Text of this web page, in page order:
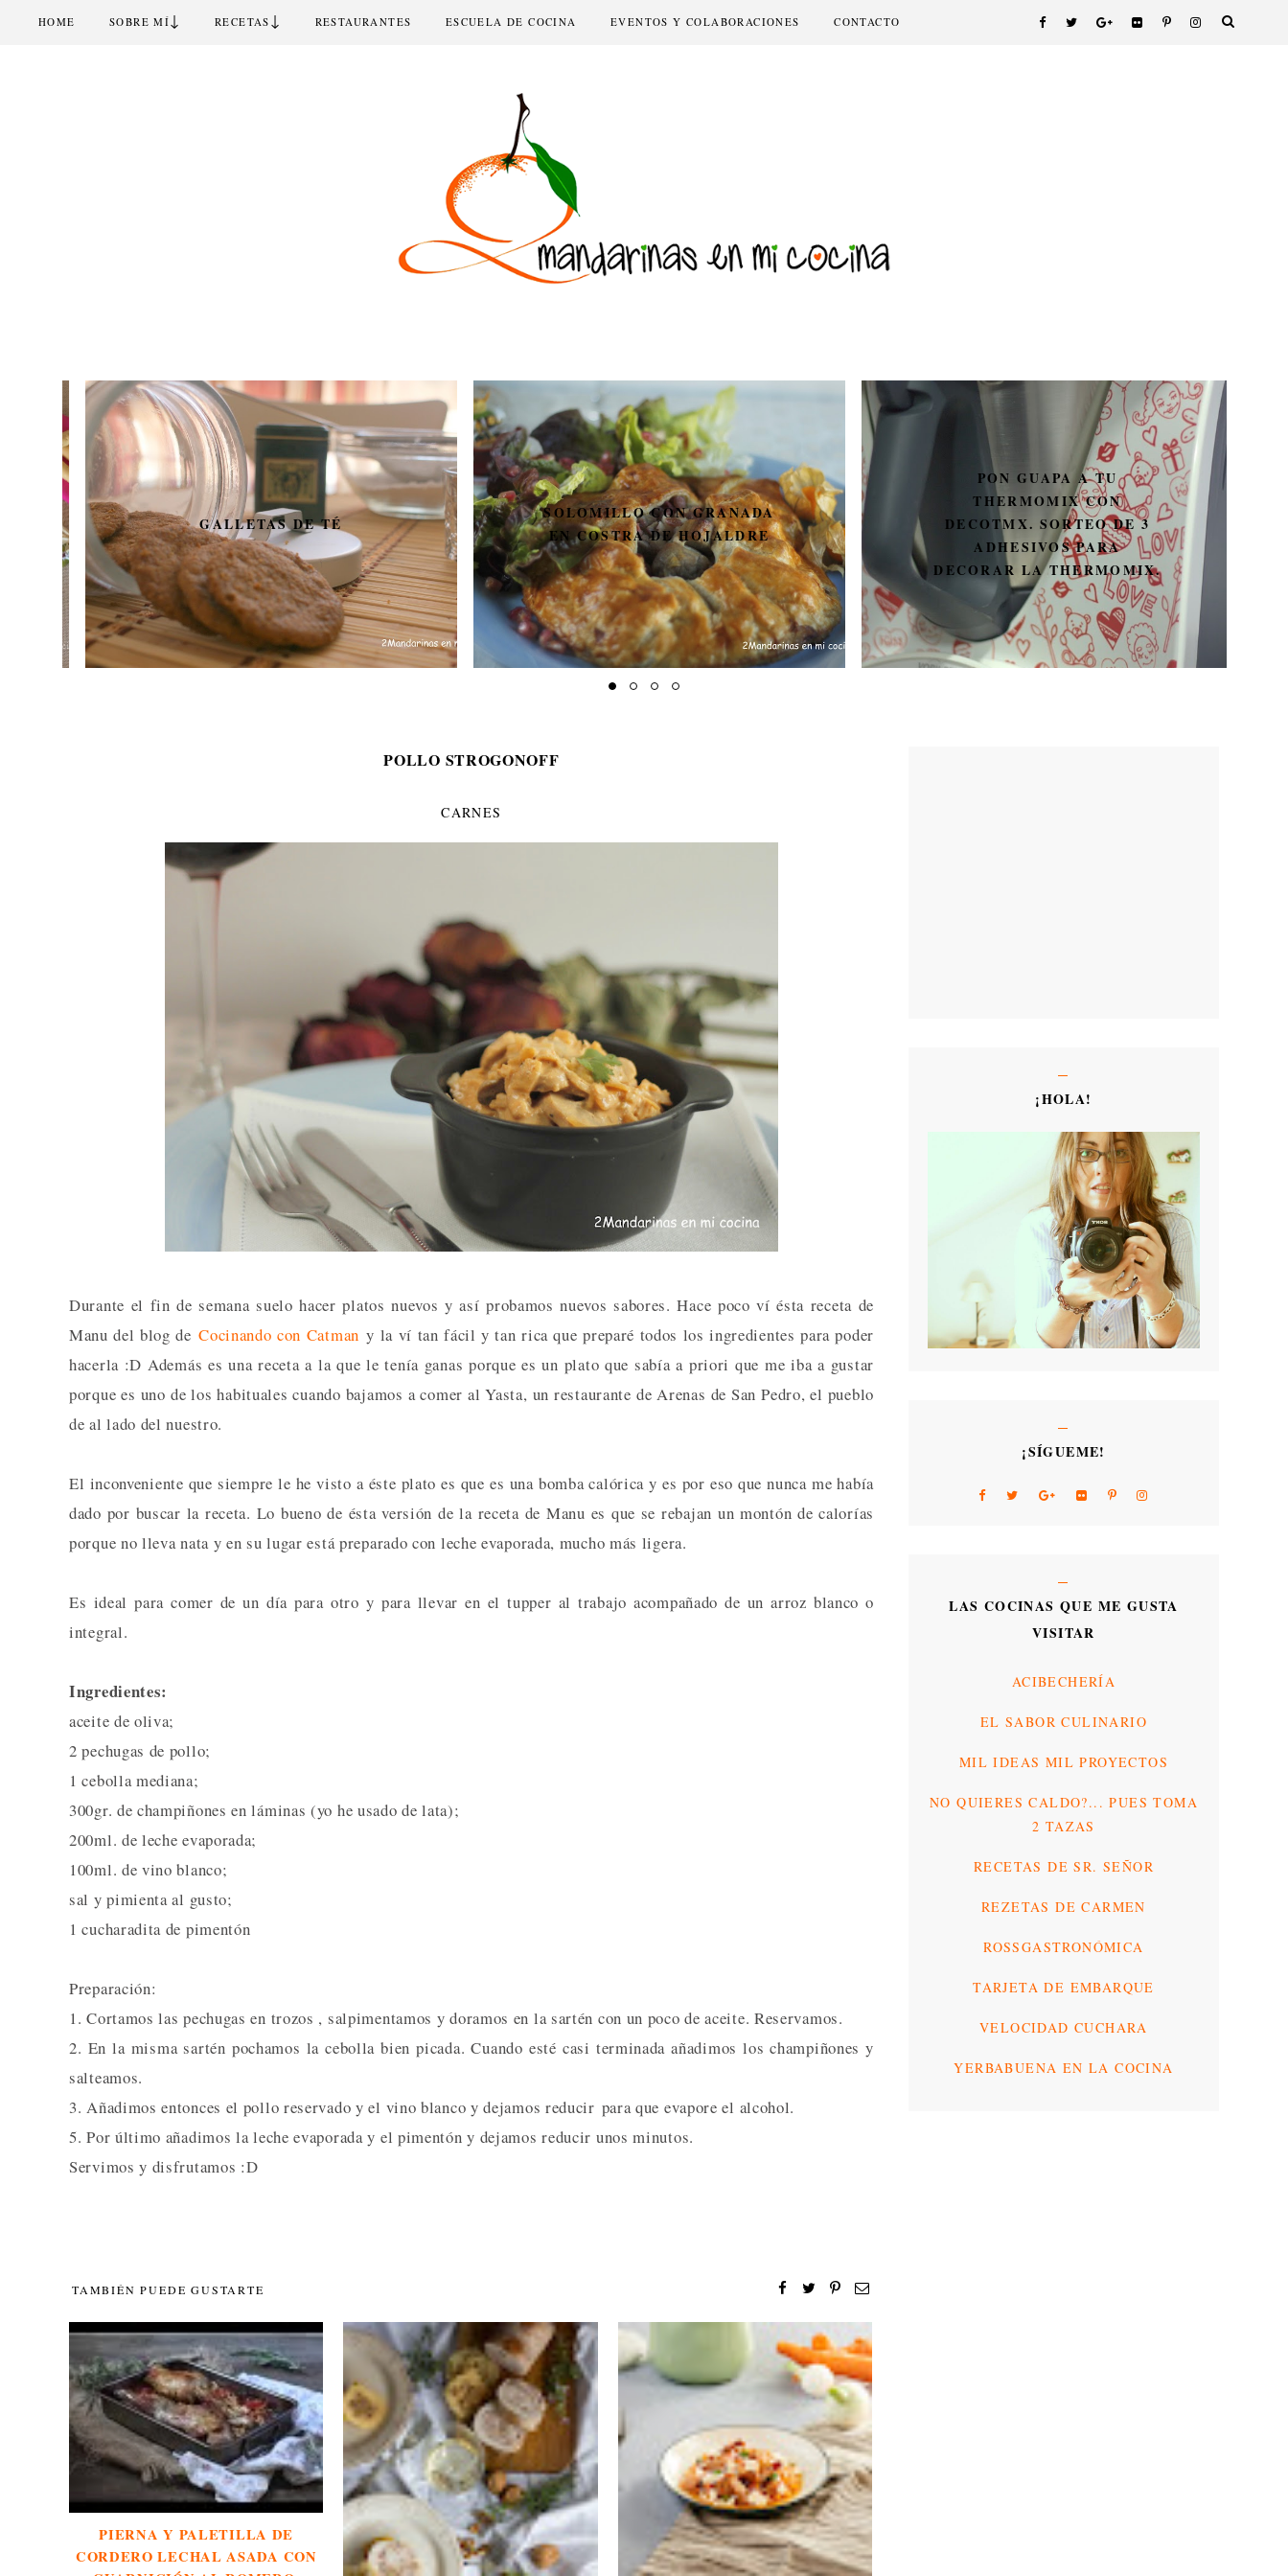
HOME SOBRE MÍ↓ RECETAS ↓ RESTAURANTES ESCUELA DE COCINA EVENTOS Y COLABORACIONES CONTACTO
GALLETAS DE TÉ
SOLOMILLO CON GRANADA
EN COSTRA DE HOJALDRE
PON GUAPA A TU
THERMOMIX CON
DECOTMX. SORTEO DE 3
ADHESIVOS PARA
DECORAR LA THERMOMIX.
POLLO STROGONOFF
CARNES
Durante el fin de semana suelo hacer platos nuevos y así probamos nuevos sabores. Hace poco ví ésta receta de
Manu del blog deCocinando con Catman y la ví tan fácil y tan rica que preparé todos los ingredientes para poder
hacerla :D Además es una receta a la que le tenía ganas porque es un plato que sabía a priori que me iba a gustar
porque es uno de los habituales cuando bajamos a comer al Yasta, un restaurante de Arenas de San Pedro, el pueblo
de al lado del nuestro.
El inconveniente que siempre le he visto a éste plato es que es una bomba calórica y es por eso que nunca me había
dado por buscar la receta. Lo bueno de ésta versión de la receta de Manu es que se rebajan un montón de calorías
porque no lleva nata y en su lugar está preparado con leche evaporada, mucho más ligera.
Es ideal para comer de un día para otro y para llevar en el tupper al trabajo acompañado de un arroz blanco o
integral.
Ingredientes:
aceite de oliva;
2 pechugas de pollo;
1 cebolla mediana;
300gr. de champiñones en láminas (yo he usado de lata);
200ml. de leche evaporada;
100ml. de vino blanco;
sal y pimienta al gusto;
1 cucharadita de pimentón
Preparación:
1. Cortamos las pechugas en trozos , salpimentamos y doramos en la sartén con un poco de aceite. Reservamos.
2. En la misma sartén pochamos la cebolla bien picada. Cuando esté casi terminada añadimos los champiñones y
salteamos.
3. Añadimos entonces el pollo reservado y el vino blanco y dejamos reducir para que evapore el alcohol.
5. Por último añadimos la leche evaporada y el pimentón y dejamos reducir unos minutos.
Servimos y disfrutamos :D
TAMBIÉN PUEDE GUSTARTE
PIERNA Y PALETILLA DE
CORDERO LECHAL ASADA CON
¡HOLA!
¡SÍGUEME!
LAS COCINAS QUE ME GUSTA
VISITAR
ACIBECHERÍA
EL SABOR CULINARIO
MIL IDEAS MIL PROYECTOS
NO QUIERES CALDO?... PUES TOMA
2 TAZAS
RECETAS DE SR. SEÑOR
REZETAS DE CARMEN
ROSSGASTRONÓMICA
TARJETA DE EMBARQUE
VELOCIDAD CUCHARA
YERBABUENA EN LA COCINA